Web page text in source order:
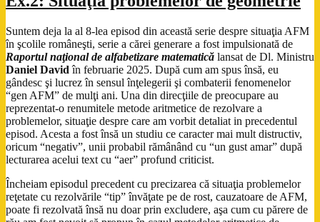
Suntem deja la al 8-lea episod din această serie despre situaţia AFM
în şcolile româneşti, serie a cărei generare a fost impulsionată de
Raportul naţional de alfabetizare matematică lansat de Dl. Ministru
Daniel David în februarie 2025. După cum am spus însă, eu
gândesc şi lucrez în sensul înţelegerii şi combaterii fenomenelor
“gen AFM” de mulţi ani. Una din direcţiile de preocupare au
reprezentat-o renumitele metode aritmetice de rezolvare a
problemelor, situaţie despre care am vorbit detaliat in precedentul
episod. Acesta a fost însă un studiu ce caracter mai mult distructiv,
oricum “negativ”, unii probabil rămânând cu “un gust amar” după
lecturarea acelui text cu “aer” profund criticist.
Încheiam episodul precedent cu precizarea că situaţia problemelor
reţetate cu rezolvările “tip” învăţate pe de rost, cauzatoare de AFM,
poate fi rezolvată însă nu doar prin excludere, aşa cum cu părere de